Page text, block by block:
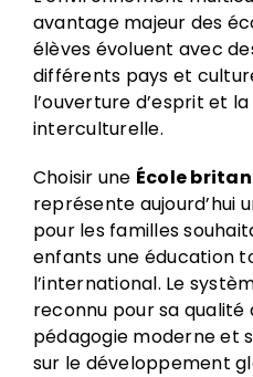
avantage majeur des
élèves évoluent avec
différents pays et
l’ouverture d’esprit et
interculturelle.
Choisir une École
représente aujourd’hui
pour les familles
enfants une éducation
l’international. Le
reconnu pour sa qualité
pédagogie moderne et
sur le développement